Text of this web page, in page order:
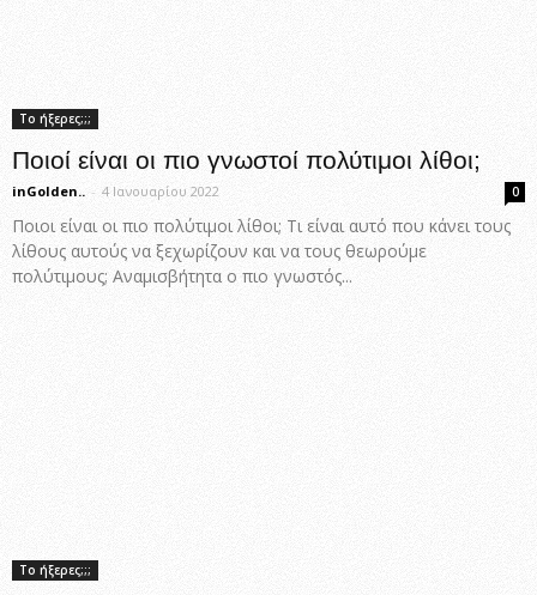
Το ήξερες;;;
Ποιοί είναι οι πιο γνωστοί πολύτιμοι λίθοι;
inGolden.. - 4 Ιανουαρίου 2022 0
Ποιοι είναι οι πιο πολύτιμοι λίθοι; Τι είναι αυτό που κάνει τους
λίθους αυτούς να ξεχωρίζουν και να τους θεωρούμε
πολύτιμους; Αναμισβήτητα ο πιο γνωστός...
Το ήξερες;;;